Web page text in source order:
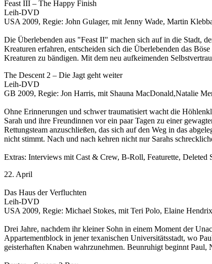
Feast III – The Happy Finish
Leih-DVD
USA 2009, Regie: John Gulager, mit Jenny Wade, Martin
Die Überlebenden aus "Feast II" machen sich auf in die Stadt,
Kreaturen erfahren, entscheiden sich die Überlebenden das
Kreaturen zu bändigen. Mit dem neu aufkeimenden
The Descent 2 – Die Jagt geht weiter
Leih-DVD
GB 2009, Regie: Jon Harris, mit Shauna MacDonald,Natalie
Ohne Erinnerungen und schwer traumatisiert wacht die
Sarah und ihre Freundinnen vor ein paar Tagen zu einer
Rettungsteam anzuschließen, das sich auf den Weg in das
nicht stimmt. Nach und nach kehren nicht nur Sarahs
Extras: Interviews mit Cast & Crew, B-Roll, Featurette,
22. April
Das Haus der Verfluchten
Leih-DVD
USA 2009, Regie: Michael Stokes, mit Teri Polo, Elaine
Drei Jahre, nachdem ihr kleiner Sohn in einem Moment der
Appartementblock in jener texanischen Universitätsstadt, wo
geisterhaften Knaben wahrzunehmen. Beunruhigt beginnt